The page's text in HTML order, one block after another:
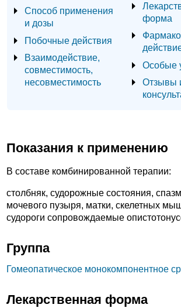
Способ применения
и дозы
Побочные действия
Взаимодействие,
совместимость,
несовместимость
форма
Особые
Отзывы
Показания к применению
В составе комбинированной терапии:
столбняк, судорожные состояния,
мочевого пузыря, матки, скелетных
судороги сопровождаемые
Группа
Гомеопатическое монокомпонентное
Лекарственная форма